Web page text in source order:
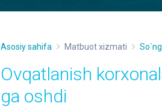
Asosiy sahifa Matbuot xizmati
Ovqatlanish
ga oshdi